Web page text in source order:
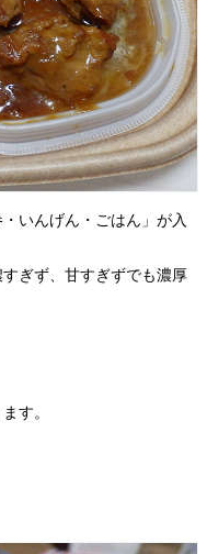
いんげん・ごはん」が入
ぎず、甘すぎずでも濃厚
す。